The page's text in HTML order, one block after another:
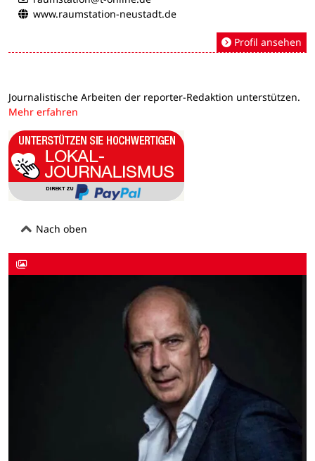
www.raumstation-neustadt.de
Profil ansehen
Journalistische Arbeiten der reporter-Redaktion unterstützen.
Mehr erfahren
Nach oben